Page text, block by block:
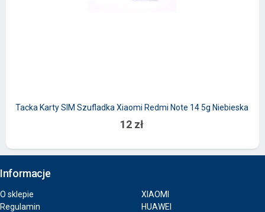
Tacka Karty SIM Szufladka Xiaomi Redmi Note 14 5g Niebieska
12 zł
Informacje
O sklepie
Regulamin
XIAOMI
HUAWEI